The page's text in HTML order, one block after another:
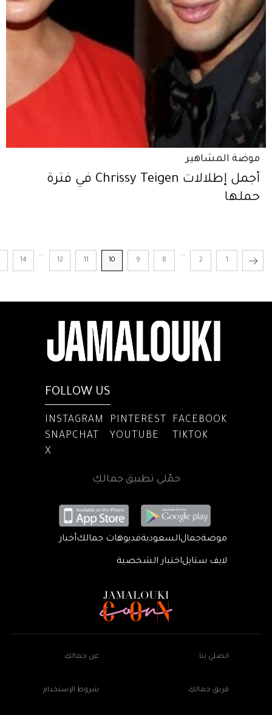
موضة المشاهير
أجمل إطلالات Chrissy Teigen في فترة
حملها
1
2
...
8
9
10
11
12
...
14
FOLLOW US
INSTAGRAM PINTEREST
FACEBOOK
SNAPCHAT
YOUTUBE
TIKTOK
X
حمّلي تطبيق جمالكِ
موضةجمالالسعوديةفديوهات جمالكأخبار
لايف ستايلاختبار الشخصية
اتصلي بنا عن جمالكِ
فريق جمالكِ شروط الإستخدام